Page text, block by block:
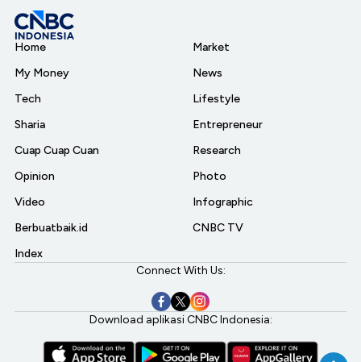
Home
My Money
Tech
Sharia
Cuap Cuap Cuan
Opinion
Video
Berbuatbaik.id
Index
Market
News
Lifestyle
Entrepreneur
Research
Photo
Infographic
CNBC TV
Connect With Us:
Download aplikasi CNBC Indonesia: